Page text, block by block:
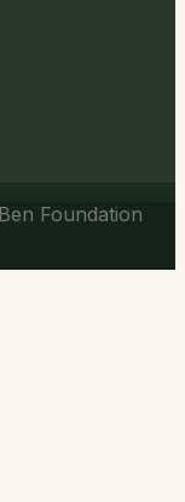
Foundation